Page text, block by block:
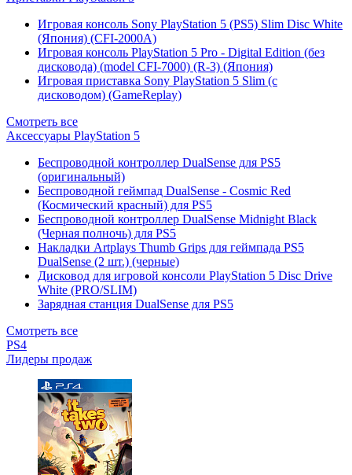
Игровая консоль Sony PlayStation 5 (PS5) Slim Disc White
(Япония) (CFI-2000A)
Игровая консоль PlayStation 5 Pro - Digital Edition (без
дисковода) (model CFI-7000) (R-3) (Япония)
Игровая приставка Sony PlayStation 5 Slim (с
дисководом) (GameReplay)
Смотреть все
Аксессуары PlayStation 5
Беспроводной контроллер DualSense для PS5
(оригинальный)
Беспроводной геймпад DualSense - Cosmic Red
(Космический красный) для PS5
Беспроводной контроллер DualSense Midnight Black
(Черная полночь) для PS5
Накладки Artplays Thumb Grips для геймпада PS5
DualSense (2 шт.) (черные)
Дисковод для игровой консоли PlayStation 5 Disc Drive
White (PRO/SLIM)
Зарядная станция DualSense для PS5
Смотреть все
PS4
Лидеры продаж